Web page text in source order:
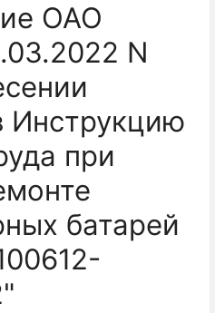
ОАО
N
Инструкцию
при
батарей